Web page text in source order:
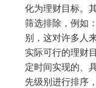
化为理财目标。
筛选排除，例如
别，这对许多人
实际可行的理财
定时间实现的、
先级别进行排序